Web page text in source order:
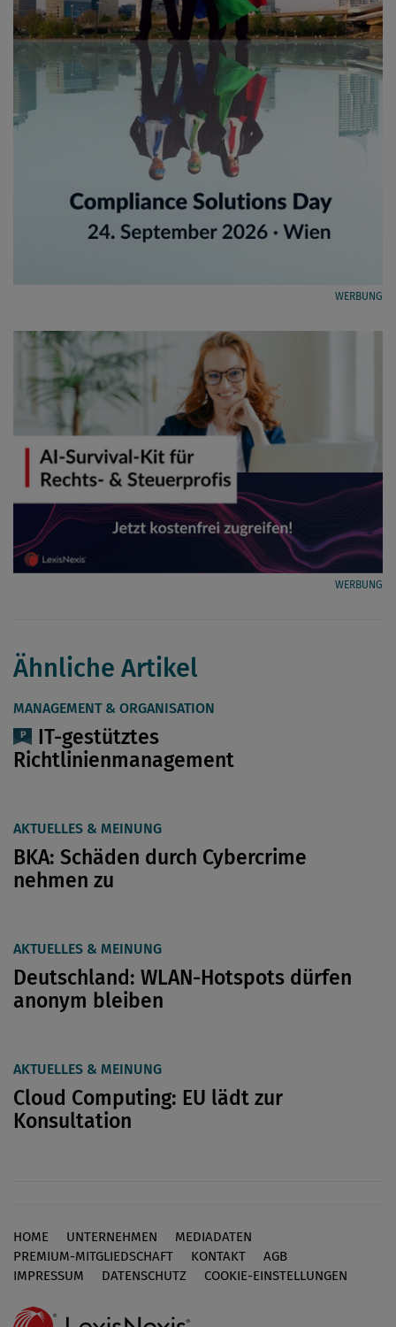
WERBUNG
WERBUNG
Ähnliche Artikel
MANAGEMENT & ORGANISATION
IT-gestütztes
Richtlinienmanagement
AKTUELLES & MEINUNG
BKA: Schäden durch Cybercrime
nehmen zu
AKTUELLES & MEINUNG
Deutschland: WLAN-Hotspots dürfen
anonym bleiben
AKTUELLES & MEINUNG
Cloud Computing: EU lädt zur
Konsultation
Footer
HOME UNTERNEHMEN
MEDIADATEN
PREMIUM-MITGLIEDSCHAFT
KONTAKT
AGB
IMPRESSUM
DATENSCHUTZ COOKIE-EINSTELLUNGEN